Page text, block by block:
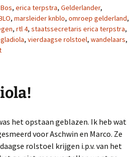
, erica terpstra, Gelderlander,
, marsleider knblo, omroep gelderland,
, rtl 4, staatssecretaris erica terpstra,
, vierdaagse rolstoel, wandelaars,
het opstaan geblazen. Ik heb wat
voor Aschwin en Marco. Ze
rolstoel krijgen i.p.v. van het